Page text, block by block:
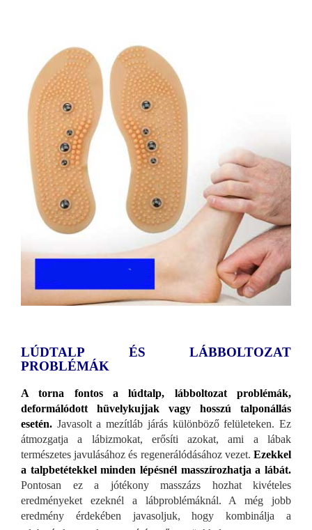
LÚDTALP ÉS LÁBBOLTOZAT
PROBLÉMÁK
A torna fontos a lúdtalp, lábboltozat problémák,
deformálódott hüvelykujjak vagy hosszú talponállás
esetén. Javasolt a mezítláb járás különböző felületeken. Ez
átmozgatja a lábizmokat, erősíti azokat, ami a lábak
természetes javulásához és regenerálódásához vezet. Ezekkel
a talpbetétekkel minden lépésnél masszírozhatja a lábát.
Pontosan ez a jótékony masszázs hozhat kivételes
eredményeket ezeknél a lábproblémáknál. A még jobb
eredmény érdekében javasoljuk, hogy kombinálja a